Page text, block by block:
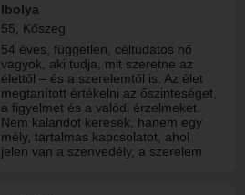
Ibolya
55, Kőszeg
54 éves, független, céltudatos nő
vagyok, aki tudja, mit szeretne az
élettől – és a szerelemtől is. Az élet
megtanított értékelni az őszinteséget,
a figyelmet és a valódi érzelmeket.
Nem kalandot keresek, hanem egy
mély, tartalmas kapcsolatot, ahol
jelen van a szenvedély, a szerelem